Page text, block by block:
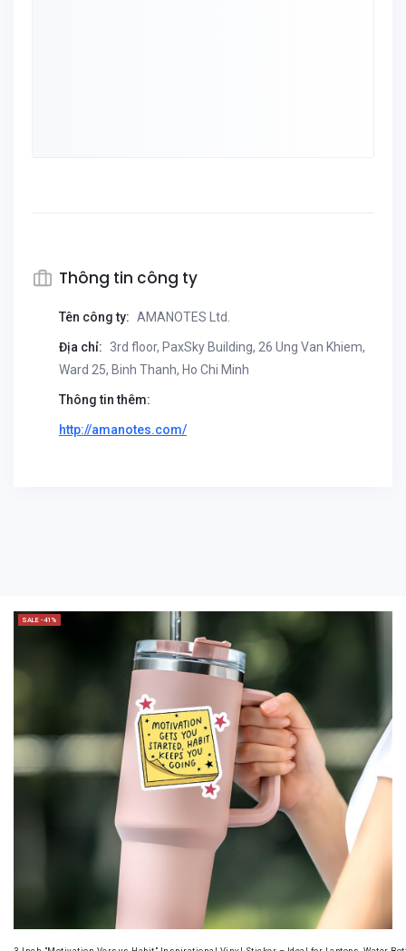
Thông tin công ty
Tên công ty: AMANOTES Ltd.
Địa chỉ:
3rd floor, PaxSky Building, 26 Ung Van Khiem,
Ward 25, Binh Thanh, Ho Chi Minh
Thông tin thêm:
http://amanotes.com/
SALE -41%